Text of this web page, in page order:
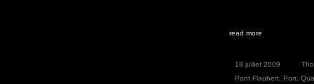
read more
18 juillet 2009
Pont Flaubert Port